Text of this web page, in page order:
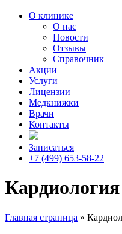
О клинике
О нас
Новости
Отзывы
Справочник
Акции
Услуги
Лицензии
Медкнижки
Врачи
Контакты
Записаться
+7 (499) 653-58-22
Кардиология
Главная страница »